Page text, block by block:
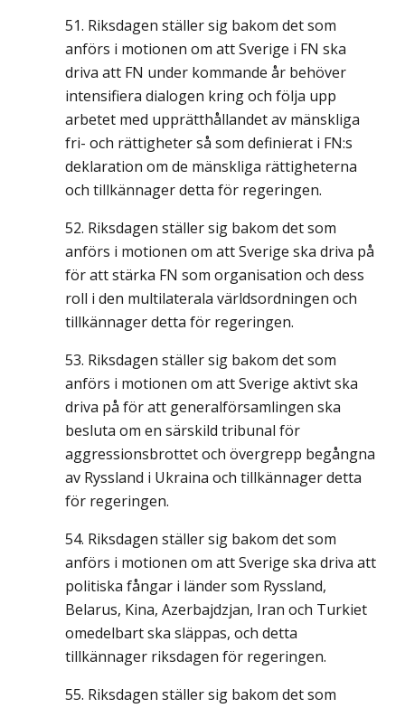
Riksdagen ställer sig bakom det som
anförs i motionen om att Sverige i FN ska
driva att FN under kommande år behöver
intensifiera dialogen kring och följa upp
arbetet med upprätthållandet av mänskliga
fri- och rättigheter så som definierat i FN:s
deklaration om de mänskliga rättigheterna
och tillkännager detta för regeringen.
Riksdagen ställer sig bakom det som
anförs i motionen om att Sverige ska driva på
för att stärka FN som organisation och dess
roll i den multilaterala världsordningen och
tillkännager detta för regeringen.
Riksdagen ställer sig bakom det som
anförs i motionen om att Sverige aktivt ska
driva på för att generalförsamlingen ska
besluta om en särskild tribunal för
aggressionsbrottet och övergrepp begångna
av Ryssland i Ukraina och tillkännager detta
för regeringen.
Riksdagen ställer sig bakom det som
anförs i motionen om att Sverige ska driva att
politiska fångar i länder som Ryssland,
Belarus, Kina, Azerbajdzjan, Iran och Turkiet
omedelbart ska släppas, och detta
tillkännager riksdagen för regeringen.
Riksdagen ställer sig bakom det som